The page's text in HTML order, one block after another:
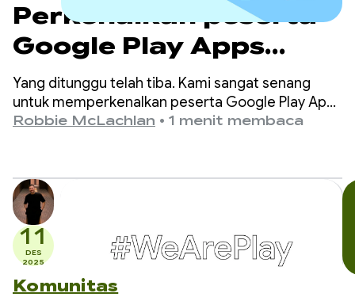
Perkenalkan peserta
Google Play Apps
Accelerator tahun
2026
Yang ditunggu telah tiba. Kami sangat senang
untuk memperkenalkan peserta Google Play Apps
Accelerator tahun 2026.
Robbie McLachlan • 1 menit membaca
11
DES
2025
Komunitas